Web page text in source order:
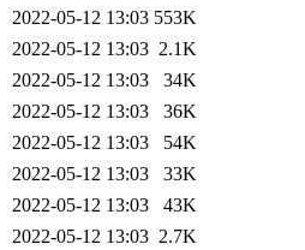
2022-05-12 13:03 553K
2022-05-12 13:03 2.1K
2022-05-12 13:03
34K
2022-05-12 13:03
36K
2022-05-12 13:03
54K
2022-05-12 13:03
33K
2022-05-12 13:03
43K
2022-05-12 13:03 2.7K